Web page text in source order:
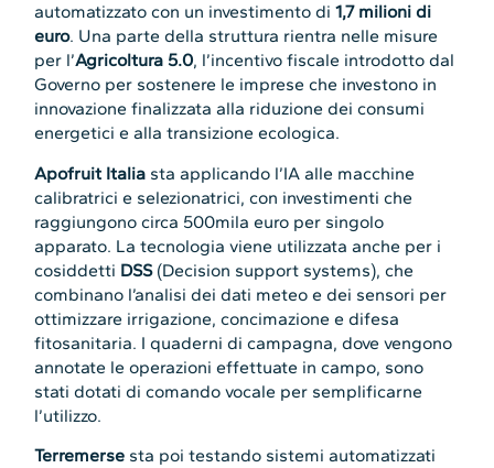
automatizzato con un investimento di1,7 milioni di
euro. Una parte della struttura rientra nelle misure
per l’Agricoltura 5.0, l’incentivo fiscale introdotto dal
Governo per sostenere le imprese che investono in
innovazione finalizzata alla riduzione dei consumi
energetici e alla transizione ecologica.
Apofruit Italia sta applicando l’IA alle macchine
calibratrici e selezionatrici, con investimenti che
raggiungono circa 500mila euro per singolo
apparato. La tecnologia viene utilizzata anche per i
cosiddetti DSS(Decision support systems), che
combinano l’analisi dei dati meteo e dei sensori per
ottimizzare irrigazione, concimazione e difesa
fitosanitaria. I quaderni di campagna, dove vengono
annotate le operazioni effettuate in campo, sono
stati dotati di comando vocale per semplificarne
l’utilizzo.
Terremerse sta poi testando sistemi automatizzati